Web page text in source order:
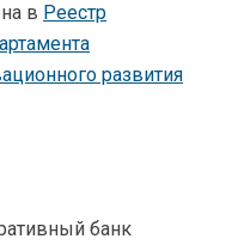
в Реестр
развития
банк